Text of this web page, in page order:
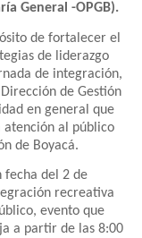
General -OPGB).
de fortalecer el
de liderazgo
de integración,
de Gestión
en general que
atención al público
de Boyacá.
fecha del 2 de
recreativa
evento que
a partir de las 8:00